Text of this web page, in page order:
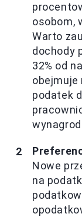
osobom,
Warto
dochody
32% od
obejmuje
podatek
Nowe
na